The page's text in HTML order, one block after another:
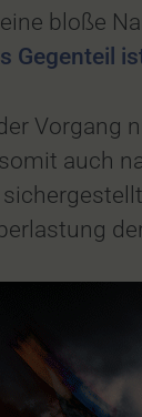
bloße
Gegenteil
Vorgang
auch